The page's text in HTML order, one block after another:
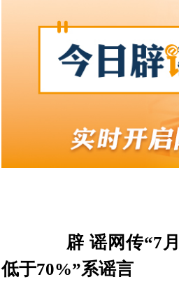
辟 谣网传“7
低于70%”系谣言